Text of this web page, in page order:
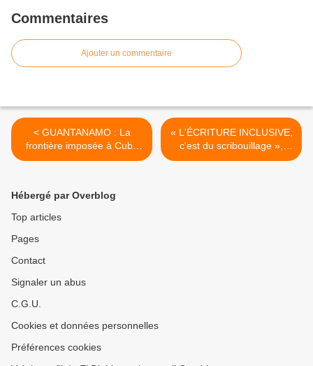
Commentaires
Ajouter un commentaire
< GUANTANAMO : La
frontière imposée à Cuba
depuis plus d'un siècle sur
« L'ÉCRITURE INCLUSIVE,
c'est du scribouillage »,
estime Bernard PIVOT,
Hébergé par Overblog
Top articles
Pages
Contact
Signaler un abus
C.G.U.
Cookies et données personnelles
Préférences cookies